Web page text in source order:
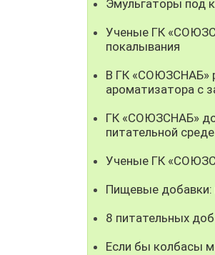
Эмульгаторы под
Ученые ГК
покалывания
В ГК «СОЮЗСНАБ»
ароматизатора с
ГК «СОЮЗСНАБ»
питательной среде
Ученые ГК
Пищевые добавки:
8 питательных
Если бы колбасы